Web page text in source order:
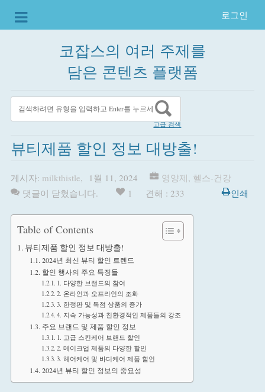
로그인
코잡스의 여러 주제를
담은 콘텐츠 플랫폼
고급 검색
뷰티제품 할인 정보 대방출!
게시자: milkthistle, 1월 11, 2024 영양제, 헬스-건강
댓글이 닫혔습니다.
1 견해 : 233 인쇄
Table of Contents
뷰티제품 할인 정보 대방출!
2024년 최신 뷰티 할인 트렌드
할인 행사의 주요 특징들
1. 다양한 브랜드의 참여
2. 온라인과 오프라인의 조화
3. 한정판 및 독점 상품의 증가
4. 지속 가능성과 친환경적인 제품들의 강조
주요 브랜드 및 제품 할인 정보
1. 고급 스킨케어 브랜드 할인
2. 메이크업 제품의 다양한 할인
3. 헤어케어 및 바디케어 제품 할인
2024년 뷰티 할인 정보의 중요성